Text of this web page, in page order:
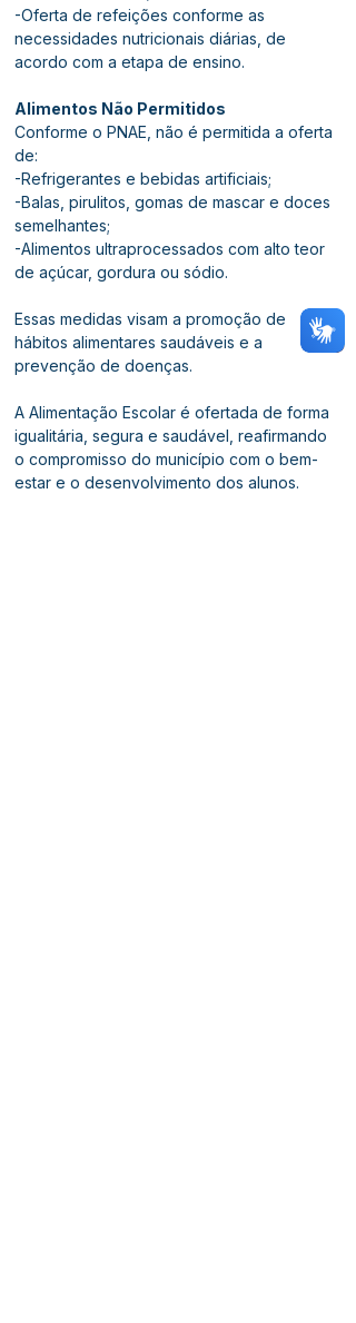
-Oferta de refeições conforme as
necessidades nutricionais diárias, de
acordo com a etapa de ensino.
Alimentos Não Permitidos
Conforme o PNAE, não é permitida a oferta
de:
-Refrigerantes e bebidas artificiais;
-Balas, pirulitos, gomas de mascar e doces
semelhantes;
-Alimentos ultraprocessados com alto teor
de açúcar, gordura ou sódio.
Essas medidas visam a promoção de
hábitos alimentares saudáveis e a
prevenção de doenças.
A Alimentação Escolar é ofertada de forma
igualitária, segura e saudável, reafirmando
o compromisso do município com o bem-
estar e o desenvolvimento dos alunos.